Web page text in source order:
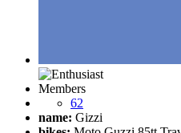
Members
62
name: Gizzi